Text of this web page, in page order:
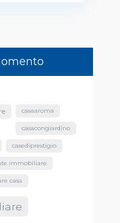
casaaroma
casacongiardino
casediprestigio
immobiliare
casa